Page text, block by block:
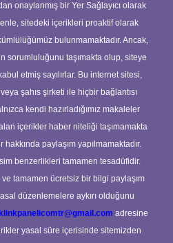
onaylanmış bir Yer Sağlayıcı olarak
sitedeki içerikleri proaktif olarak
bulunmamaktadır. Ancak,
sorumluluğunu taşımakta olup, siteye
etmiş sayılırlar. Bu internet sitesi,
şahıs şirketi ile hiçbir bağlantısı
kendi hazırladığımız makaleler
içerikler haber niteliği taşımamakta
paylaşım yapılmamaktadır.
benzerlikleri tamamen tesadüfidir.
tamamen ücretsiz bir bilgi paylaşım
düzenlemelere aykırı olduğunu
adresine
yasal süre içerisinde sitemizden